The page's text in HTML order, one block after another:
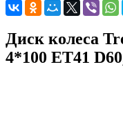
Диск колеса
4*100 ET41